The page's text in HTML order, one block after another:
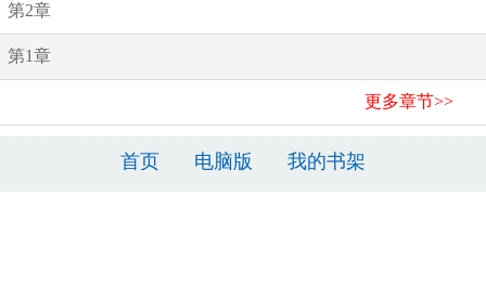
第2章
第1章
更多章节>>
首页 电脑版 我的书架